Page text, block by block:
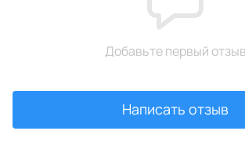
Добавьте первый отзыв
Написать отзыв